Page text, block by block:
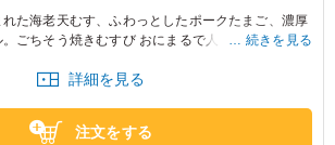
た海老天むす、ふわっとしたポークたまご、濃厚
ごちそう焼きむすび おにまるで人気の3商品を詰
おすすめです。
続きを見る
詳細を見る
注文をする